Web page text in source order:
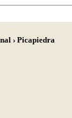
› Picapiedra